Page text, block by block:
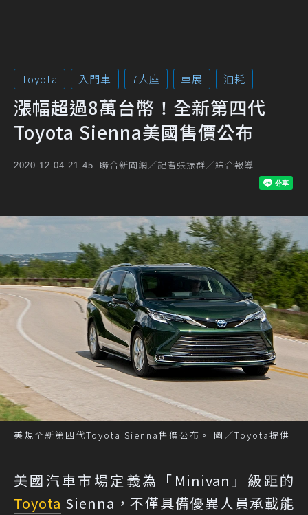
Toyota 入門車 7人座 車展 油耗
漲幅超過8萬台幣！全新第四代
Toyota Sienna美國售價公布
2020-12-04 21:45 聯合新聞網／記者張振群／綜合報導
美規全新第四代Toyota Sienna售價公布。 圖／Toyota提供
美國汽車市場定義為「Minivan」級距的
Toyota Sienna，不僅具備優異人員承載能